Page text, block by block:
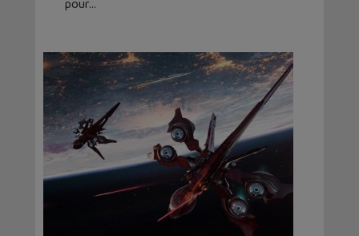
pour